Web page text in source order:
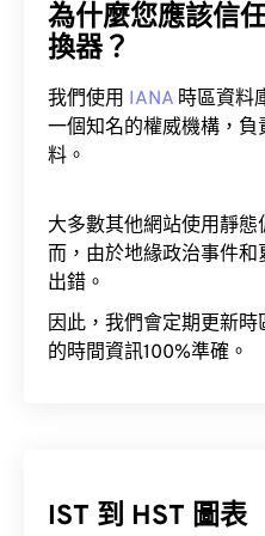
為什麼您應該信
換器？
我們使用 IANA 時區資料
一個知名的權威機構，
料。
大多數其他網站使用靜
而，由於地緣政治事件
出錯。
因此，我們會定期更新
的時間資訊100%準確。
IST 到 HST 圖表